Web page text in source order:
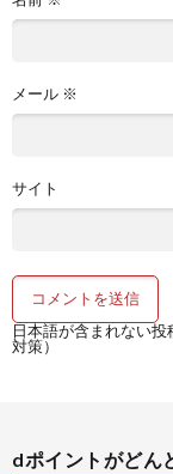
メール ※
サイト
日本語が含まれない
対策）
dポイントがどん